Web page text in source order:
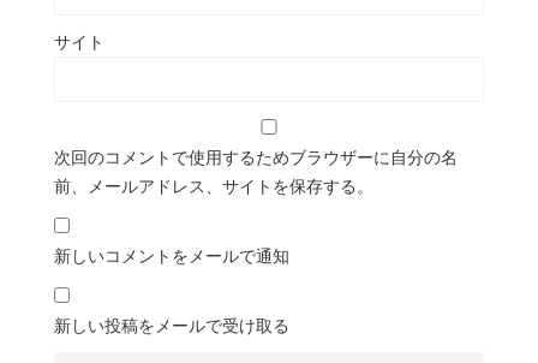
サイト
次回のコメントで使用するためブラウザーに自分の名
前、メールアドレス、サイトを保存する。
新しいコメントをメールで通知
新しい投稿をメールで受け取る